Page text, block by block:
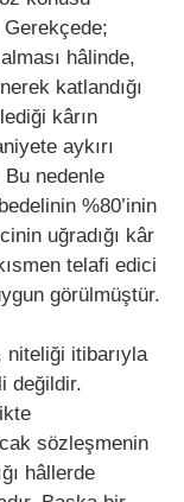
hâlinde,
katlandığı
kârın
aykırı
nedenle
%80’inin
uğradığı kâr
telafi edici
görülmüştür.
niteliği itibarıyla
değildir.
sözleşmenin
hâllerde